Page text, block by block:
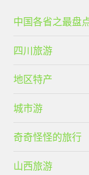
中国各省之最盘
四川旅游
地区特产
城市游
奇奇怪怪的旅行
山西旅游